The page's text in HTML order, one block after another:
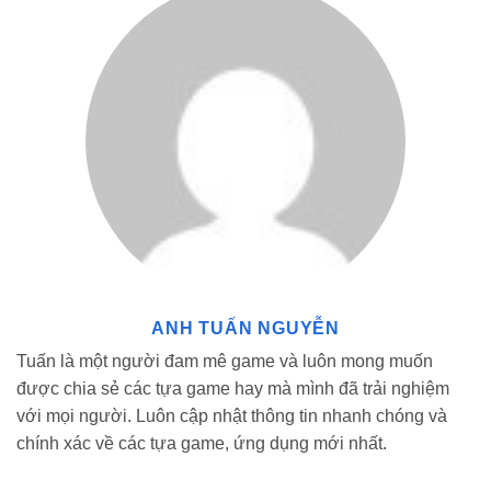
Để tải xuống Game Tower Conquest MOD của Modradar dễ
dàng, bạn hãy xem các thao tác hướng dẫn dưới đây để cài đặt
ngay hôm nay.
Đảm bảo thiết bị có đủ dung lượng và kết nối internet ổn
Truy cập Modradar, tìm kiếm “Game Tower Conquest
MOD”, chọn link phù hợp và nhấn “Tải” để tải về.
ANH TUẤN NGUYỄN
Tuấn là một người đam mê game và luôn mong muốn
được chia sẻ các tựa game hay mà mình đã trải nghiệm
với mọi người. Luôn cập nhật thông tin nhanh chóng và
chính xác về các tựa game, ứng dụng mới nhất.